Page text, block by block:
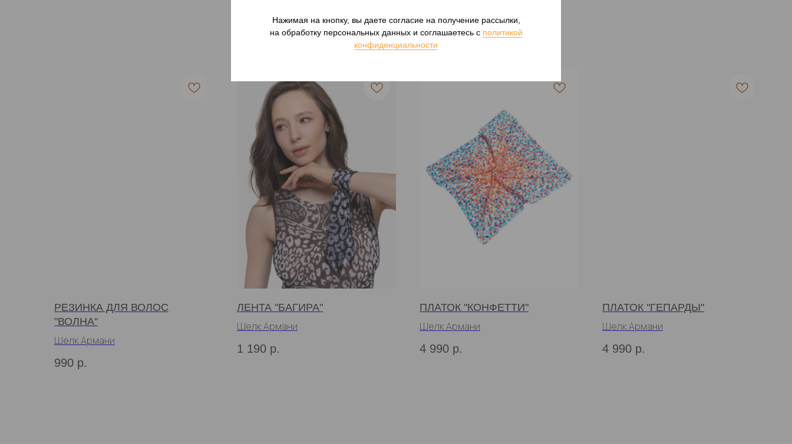
РЕЗИНКА ДЛЯ ВОЛОС
"ВОЛНА"
Шелк Армани
990 р.
ЛЕНТА "БАГИРА"
Шелк Армани
1 190 р.
ПЛАТОК "КОНФЕТТИ"
Шелк Армани
4 990 р.
ПЛАТОК "ГЕПАРДЫ"
Шелк Армани
4 990 р.
Нажимая на кнопку, вы даете согласие на получение рассылки,
на обработку персональных данных и соглашаетесь c политикой
конфиденциальности